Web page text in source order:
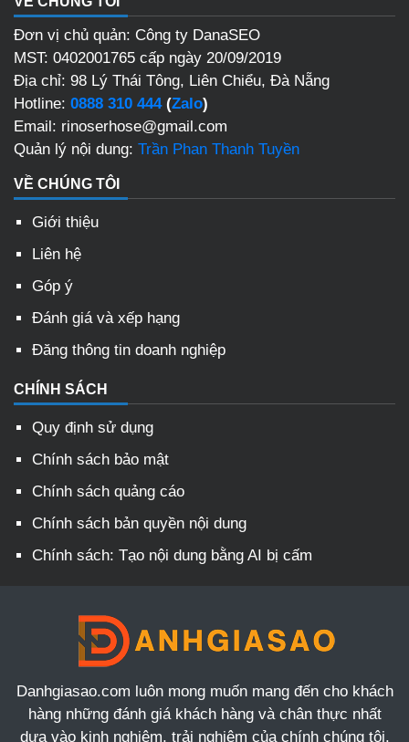
Đơn vị chủ quản: Công ty DanaSEO
MST: 0402001765 cấp ngày 20/09/2019
Địa chỉ: 98 Lý Thái Tông, Liên Chiểu, Đà Nẵng
Hotline: 0888 310 444(Zalo)
Email: rinoserhose@gmail.com
Quản lý nội dung: Trần Phan Thanh Tuyền
VỀ CHÚNG TÔI
Giới thiệu
Liên hệ
Góp ý
Đánh giá và xếp hạng
Đăng thông tin doanh nghiệp
CHÍNH SÁCH
Quy định sử dụng
Chính sách bảo mật
Chính sách quảng cáo
Chính sách bản quyền nội dung
Chính sách: Tạo nội dung bằng AI bị cấm
Danhgiasao.com luôn mong muốn mang đến cho khách
hàng những đánh giá khách hàng và chân thực nhất
dựa vào kinh nghiệm, trải nghiệm của chính chúng tôi.